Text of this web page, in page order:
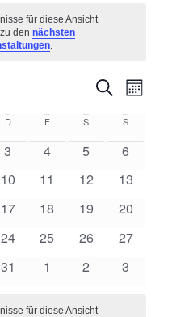
für diese Ansicht
den nächsten
.
Suche
Ansichten,
Navigation
Suche
Monat
D DONNERSTAG
F FREITAG
S SAMSTAG
S
0
3
0
4
0
5
0
6
0
10
0
11
0
12
0
13
0
17
0
18
0
19
0
20
0
24
0
25
0
26
0
27
0
31
0
1
0
2
0
3
für diese Ansicht